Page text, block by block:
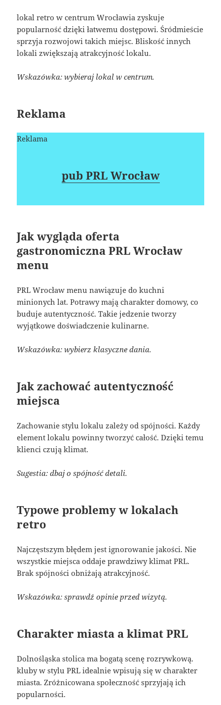
lokal retro w centrum Wrocławia zyskuje
popularność dzięki łatwemu dostępowi. Śródmieście
sprzyja rozwojowi takich miejsc. Bliskość innych
lokali zwiększają atrakcyjność lokalu.
Wskazówka: wybieraj lokal w centrum.
Reklama
Reklama
pub PRL Wrocław
Jak wygląda oferta
gastronomiczna PRL Wrocław
menu
PRL Wrocław menu nawiązuje do kuchni
minionych lat. Potrawy mają charakter domowy, co
buduje autentyczność. Takie jedzenie tworzy
wyjątkowe doświadczenie kulinarne.
Wskazówka: wybierz klasyczne dania.
Jak zachować autentyczność
miejsca
Zachowanie stylu lokalu zależy od spójności. Każdy
element lokalu powinny tworzyć całość. Dzięki temu
klienci czują klimat.
Sugestia: dbaj o spójność detali.
Typowe problemy w lokalach
retro
Najczęstszym błędem jest ignorowanie jakości. Nie
wszystkie miejsca oddaje prawdziwy klimat PRL.
Brak spójności obniżają atrakcyjność.
Wskazówka: sprawdź opinie przed wizytą.
Charakter miasta a klimat PRL
Dolnośląska stolica ma bogatą scenę rozrywkową.
kluby w stylu PRL idealnie wpisują się w charakter
miasta. Zróżnicowana społeczność sprzyjają ich
popularności.